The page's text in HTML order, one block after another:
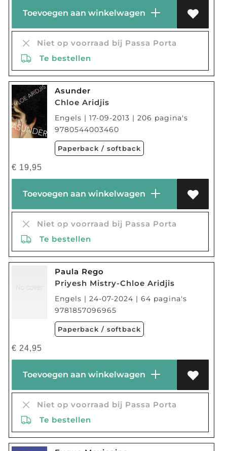
Toevoegen aan winkelwagen
Niet op voorraad bij Passa Porta
Te bestellen
Asunder
Chloe Aridjis
Engels | 17-09-2013 | 206 pagina's
9780544003460
Paperback / softback
€ 19,95
Toevoegen aan winkelwagen
Niet op voorraad bij Passa Porta
Te bestellen
Paula Rego
Priyesh Mistry-Chloe Aridjis
Engels | 24-07-2024 | 64 pagina's
9781857096965
Paperback / softback
€ 24,95
Toevoegen aan winkelwagen
Niet op voorraad bij Passa Porta
Te bestellen